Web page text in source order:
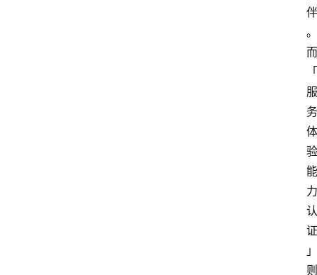
伴
。
而
「
服
务
体
验
能
力
认
证
」
则